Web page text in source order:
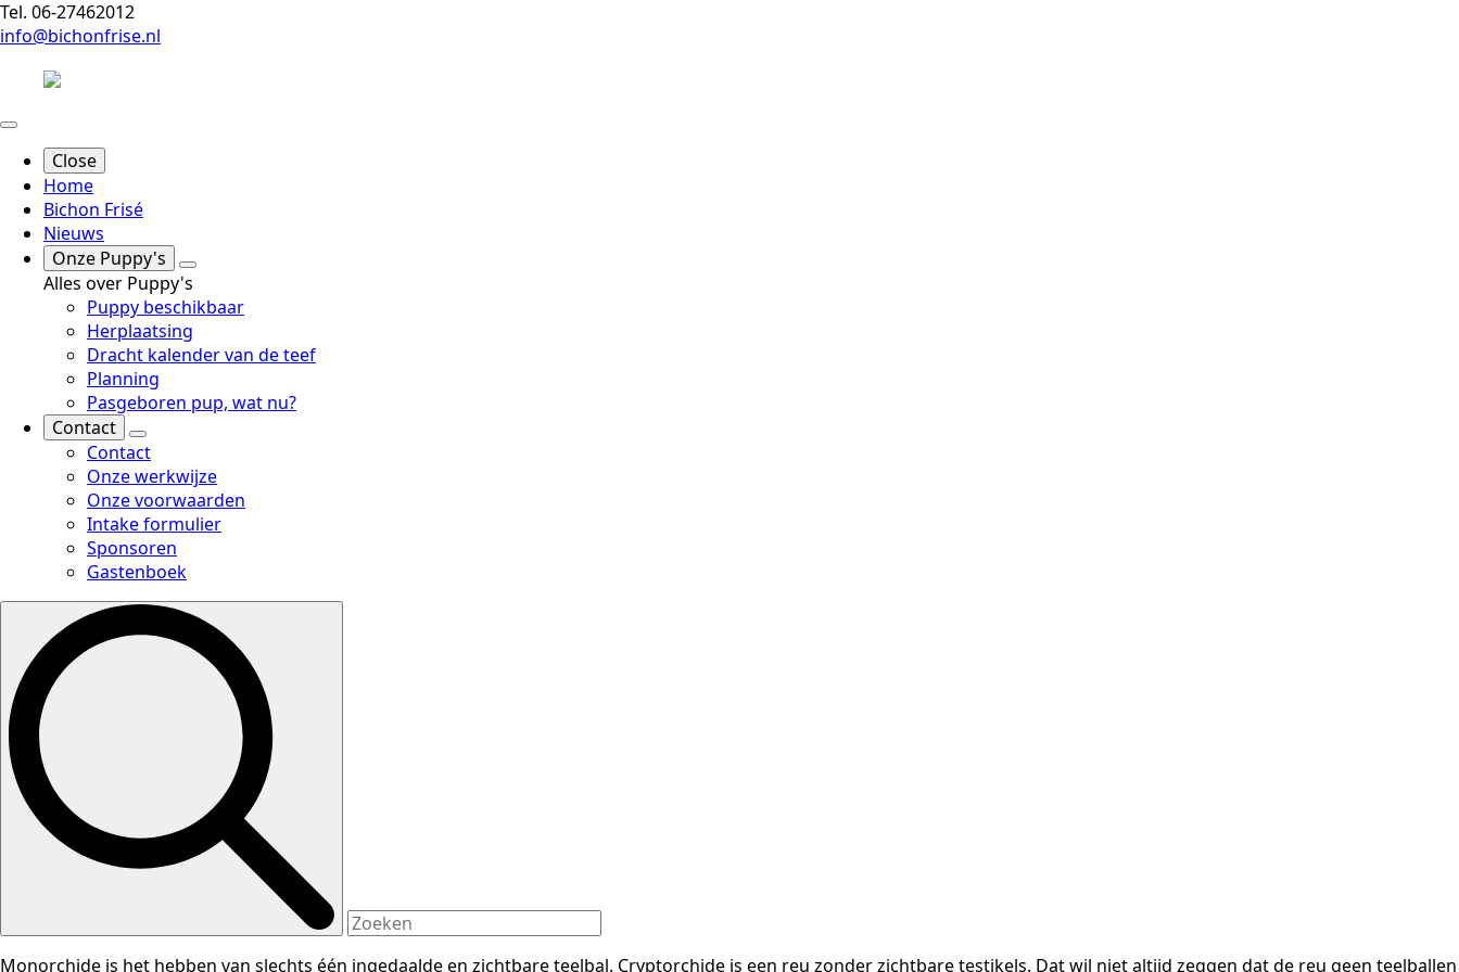
Tel. 06-27462012
info@bichonfrise.nl
Close
Home
Bichon Frisé
Nieuws
Onze Puppy's
Alles over Puppy's
Puppy beschikbaar
Herplaatsing
Dracht kalender van de teef
Planning
Pasgeboren pup, wat nu?
Contact
Contact
Onze werkwijze
Onze voorwaarden
Intake formulier
Sponsoren
Gastenboek
Monorchide is het hebben van slechts één ingedaalde en zichtbare teelbal. Cryptorchide is een reu zonder zichtbare testikels. Dat wil niet altijd zeggen dat de reu geen teelballen